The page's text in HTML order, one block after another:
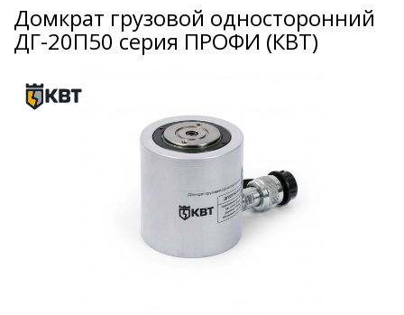
Домкрат грузовой односторонний
ДГ-20П50 серия ПРОФИ (КВТ)